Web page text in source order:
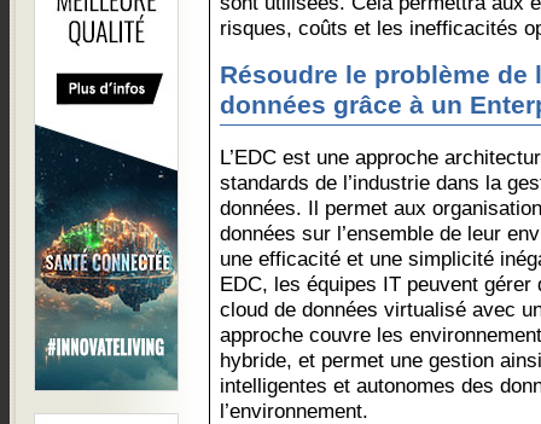
risques, coûts et les inefficacités
Résoudre le problème de
données grâce à un
L’EDC est une approche
standards de l’industrie dans la
données. Il permet aux
données sur l’ensemble de leur
une efficacité et une simplicité
EDC, les équipes IT peuvent
cloud de données virtualisé avec
approche couvre les
hybride, et permet une gestion
intelligentes et autonomes des
l’environnement.